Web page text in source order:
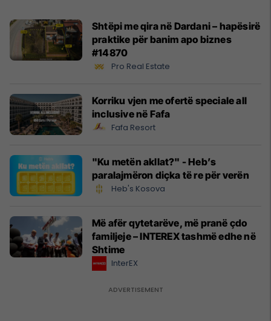
Shtëpi me qira në Dardani – hapësirë
praktike për banim apo biznes
#14870
Pro Real Estate
Korriku vjen me ofertë speciale all
inclusive në Fafa
Fafa Resort
"Ku metën akllat?" - Heb’s
paralajmëron diçka të re për verën
Heb's Kosova
Më afër qytetarëve, më pranë çdo
familjeje – INTEREX tashmë edhe në
Shtime
InterEX